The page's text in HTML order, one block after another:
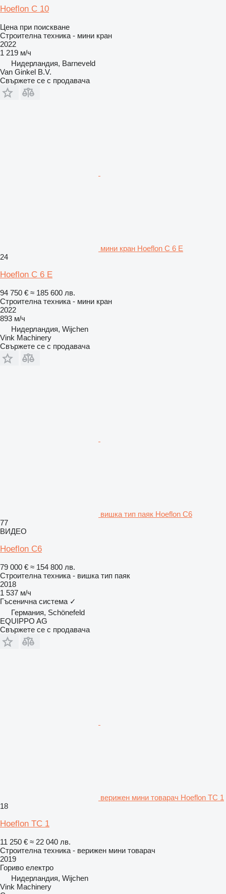
Hoeflon C 10
Цена при поискване
Строителна техника - мини кран
2022
1 219 м/ч
Нидерландия, Barneveld
Van Ginkel B.V.
Свържете се с продавача
мини кран Hoeflon C 6 E
24
Hoeflon C 6 E
94 750 € ≈ 185 600 лв.
Строителна техника - мини кран
2022
893 м/ч
Нидерландия, Wijchen
Vink Machinery
Свържете се с продавача
вишка тип паяк Hoeflon C6
77
ВИДЕО
Hoeflon C6
79 000 € ≈ 154 800 лв.
Строителна техника - вишка тип паяк
2018
1 537 м/ч
Гъсенична система ✓
Германия, Schönefeld
EQUIPPO AG
Свържете се с продавача
верижен мини товарач Hoeflon TC 1
18
Hoeflon TC 1
11 250 € ≈ 22 040 лв.
Строителна техника - верижен мини товарач
2019
Гориво електро
Нидерландия, Wijchen
Vink Machinery